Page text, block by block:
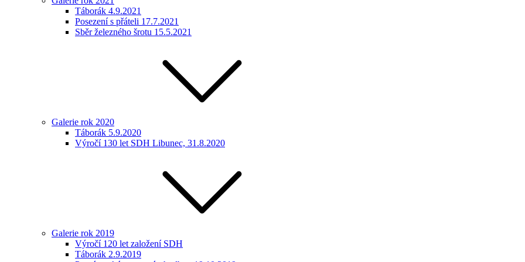
Táborák 4.9.2021
Posezení s přáteli 17.7.2021
Sběr železného šrotu 15.5.2021
Galerie rok 2020
Táborák 5.9.2020
Výročí 130 let SDH Libunec, 31.8.2020
Galerie rok 2019
Výročí 120 let založení SDH
Táborák 2.9.2019